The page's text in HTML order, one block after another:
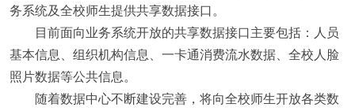
务系统及全校师生提供共享数据接口。
目前面向业务系统开放的共享数据接口主要包括：人员
基本信息、组织机构信息、一卡通消费流水数据、全校人脸
照片数据等公共信息。
随着数据中心不断建设完善，将向全校师生开放各类数